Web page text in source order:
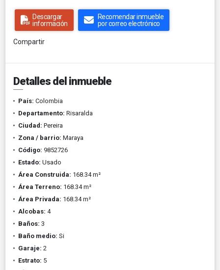
Descargar
información
Recomendar inmueble
por correo electrónico
Compartir
Detalles del inmueble
País: Colombia
Departamento: Risaralda
Ciudad: Pereira
Zona / barrio: Maraya
Código: 9852726
Estado: Usado
Área Construida: 168.34 m²
Área Terreno: 168.34 m²
Área Privada: 168.34 m²
Alcobas: 4
Baños: 3
Baño medio: Si
Garaje: 2
Estrato: 5